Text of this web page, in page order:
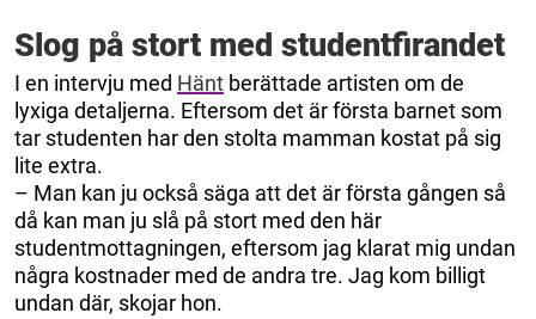
Slog på stort med studentfirandet
I en intervju med Hänt berättade artisten om de
lyxiga detaljerna. Eftersom det är första barnet som
tar studenten har den stolta mamman kostat på sig
lite extra.
– Man kan ju också säga att det är första gången så
då kan man ju slå på stort med den här
studentmottagningen, eftersom jag klarat mig undan
några kostnader med de andra tre. Jag kom billigt
undan där, skojar hon.